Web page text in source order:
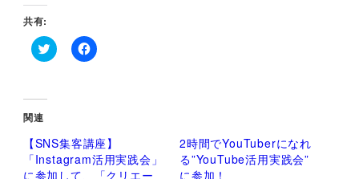
共有:
ク
し
て
T
i
t
t
e
F
で
共
有
す
関連
【SNS集客講座】
「Instagram活用実践会」
に参加して、「クリエー
2時間でYouTuberになれ
る”YouTube活用実践会”
に参加！